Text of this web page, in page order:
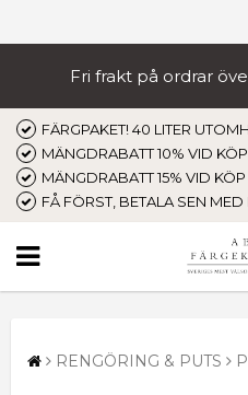
Fri frakt på ordrar
FÄRGPAKET! 40 LITER
MÄNGDRABATT 10% VID
MÄNGDRABATT 15% VID
FÅ FÖRST, BETALA SEN MED
RENGÖRING & PUTS